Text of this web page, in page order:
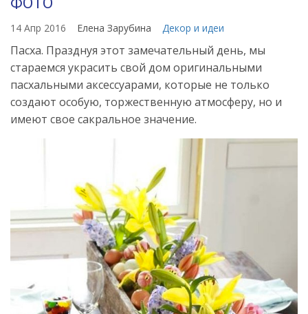
14 Апр 2016 Елена Зарубина Декор и идеи
Пасха. Празднуя этот замечательный день, мы
стараемся украсить свой дом оригинальными
пасхальными аксессуарами, которые не только
создают особую, торжественную атмосферу, но и
имеют свое сакральное значение.